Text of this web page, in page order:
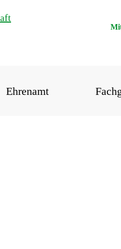
Ehrenamt